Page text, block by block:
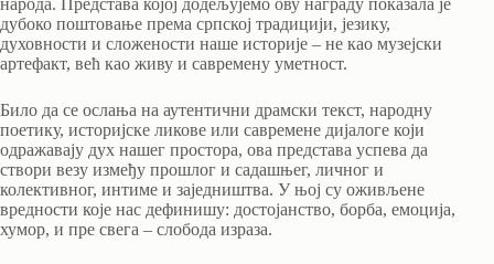
дубоко поштовање према српској традицији, језику,
духовности и сложености наше историје – не као музејски
артефакт, већ као живу и савремену уметност.
Било да се ослања на аутентични драмски текст, народну
поетику, историјске ликове или савремене дијалоге који
одражавају дух нашег простора, ова представа успева да
створи везу између прошлог и садашњег, личног и
колективног, интиме и заједништва. У њој су оживљене
вредности које нас дефинишу: достојанство, борба, емоција,
хумор, и пре свега – слобода израза.